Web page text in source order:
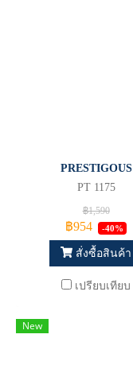
PRESTIGOUS
PT 1175
฿1,590
฿954 -40%
สั่งซื้อสินค้า
เปรียบเทียบ
New